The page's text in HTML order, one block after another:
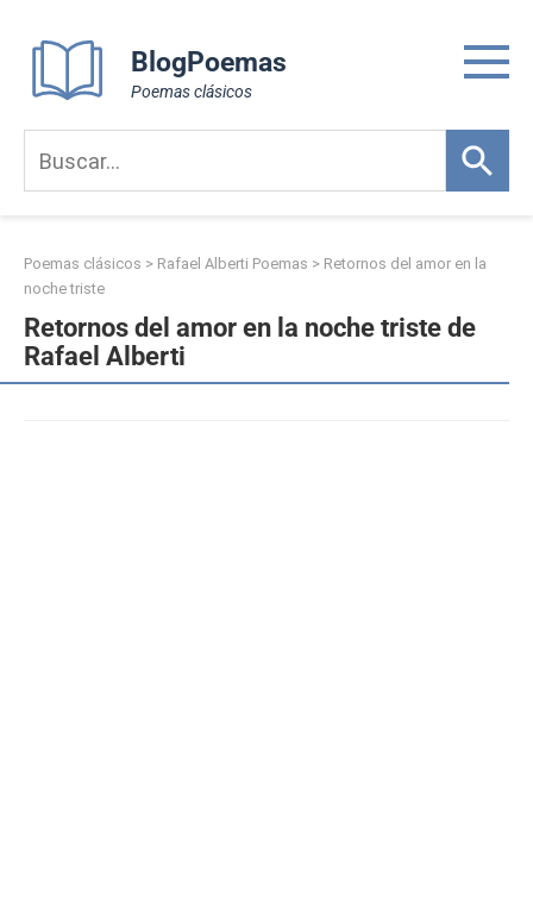
content
BlogPoemas
Poemas clásicos
Poemas clásicos > Rafael Alberti Poemas > Retornos del amor en la
noche triste
Retornos del amor en la noche triste de
Rafael Alberti